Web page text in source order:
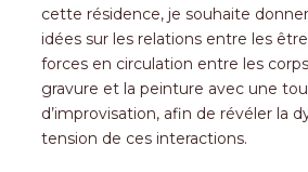
cette résidence, je souhaite
idées sur les relations entre les
forces en circulation entre les
gravure et la peinture avec une
d’improvisation, afin de révéler la
tension de ces interactions.